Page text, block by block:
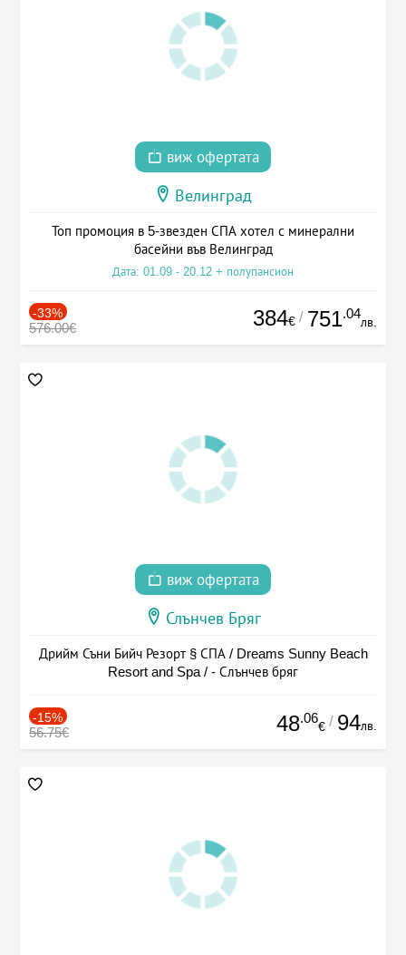
виж офертата
Велинград
Топ промоция в 5-звезден СПА хотел с минерални
басейни във Велинград
Дата: 01.09 - 20.12 + полупансион
-33%
576.00€ 384€ / 751.04
лв.
виж офертата
Слънчев Бряг
Дрийм Съни Бийч Резорт § СПА / Dreams Sunny Beach
Resort and Spa / - Слънчев бряг
-15%
56.75€ 48.06
€ / 94лв.